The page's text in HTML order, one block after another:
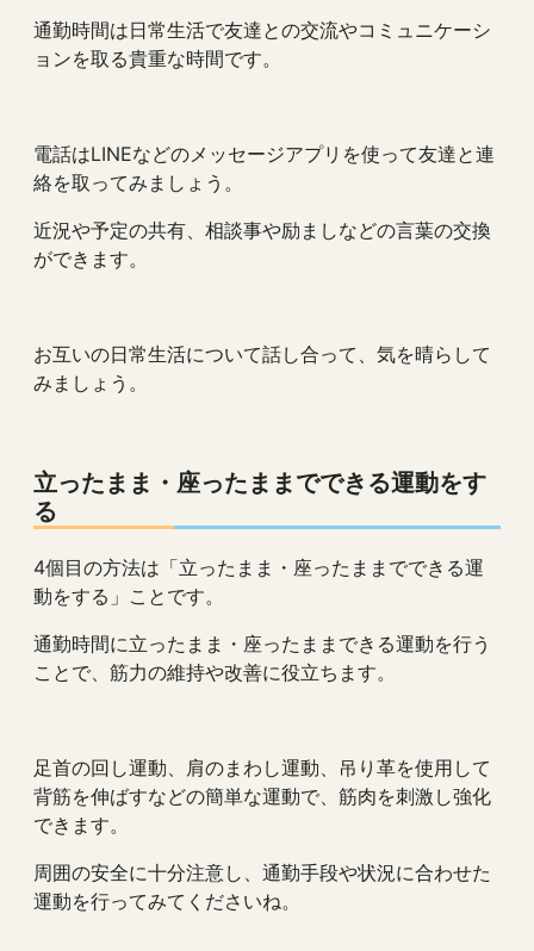
通勤時間は日常生活で友達との交流やコミュニケーシ
ョンを取る貴重な時間です。
電話はLINEなどのメッセージアプリを使って友達と連
絡を取ってみましょう。
近況や予定の共有、相談事や励ましなどの言葉の交換
ができます。
お互いの日常生活について話し合って、気を晴らして
みましょう。
立ったまま・座ったままでできる運動をす
る
4個目の方法は「立ったまま・座ったままでできる運
動をする」ことです。
通勤時間に立ったまま・座ったままできる運動を行う
ことで、筋力の維持や改善に役立ちます。
足首の回し運動、肩のまわし運動、吊り革を使用して
背筋を伸ばすなどの簡単な運動で、筋肉を刺激し強化
できます。
周囲の安全に十分注意し、通勤手段や状況に合わせた
運動を行ってみてくださいね。